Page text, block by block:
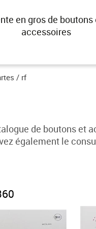
en gros de boutons
accessoires
/ rf
de boutons et
également le